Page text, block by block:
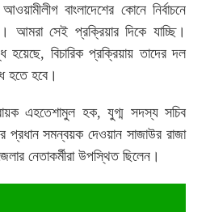
বাংলাদেশের কোনে নির্বাচনে
আমরা সেই প্রক্রিয়ার দিকে যাচ্ছি।
হয়েছে, বিচারিক প্রক্রিয়ায় তাদের দল
হতে হবে।
এহতেশামুল হক, যুগ্ম সদস্য সচিব
প্রধান সমন্বয়ক দেওয়ান সাজাউর রাজা
নেতাকর্মীরা উপস্থিত ছিলেন।